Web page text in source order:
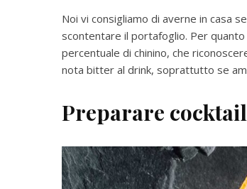
Noi vi consigliamo di averne in casa
scontentare il portafoglio. Per quanto
percentuale di chinino, che
nota bitter al drink, soprattutto se
Preparare cocktail